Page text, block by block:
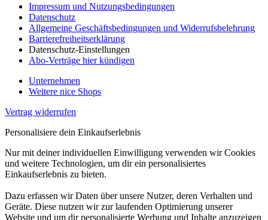
Impressum und Nutzungsbedingungen
Datenschutz
Allgemeine Geschäftsbedingungen und Widerrufsbelehrung
Barrierefreiheitserklärung
Datenschutz-Einstellungen
Abo-Verträge hier kündigen
Unternehmen
Weitere nice Shops
Vertrag widerrufen
Personalisiere dein Einkaufserlebnis
Nur mit deiner individuellen Einwilligung verwenden wir Cookies
und weitere Technologien, um dir ein personalisiertes
Einkaufserlebnis zu bieten.
Dazu erfassen wir Daten über unsere Nutzer, deren Verhalten und
Geräte. Diese nutzen wir zur laufenden Optimierung unserer
Website und um dir personalisierte Werbung und Inhalte anzuzeigen